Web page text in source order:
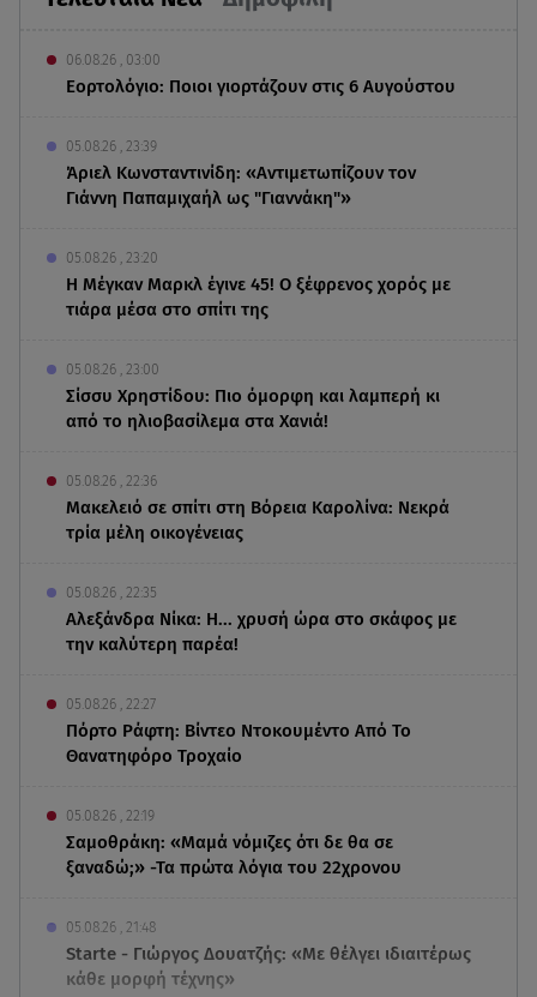
06.08.26 , 03:00
Εορτολόγιο: Ποιοι γιορτάζουν στις 6 Αυγούστου
05.08.26 , 23:39
Άριελ Κωνσταντινίδη: «Αντιμετωπίζουν τον
Γιάννη Παπαμιχαήλ ως "Γιαννάκη"»
05.08.26 , 23:20
Η Μέγκαν Μαρκλ έγινε 45! Ο ξέφρενος χορός με
τιάρα μέσα στο σπίτι της
05.08.26 , 23:00
Σίσσυ Χρηστίδου: Πιο όμορφη και λαμπερή κι
από το ηλιοβασίλεμα στα Χανιά!
05.08.26 , 22:36
Μακελειό σε σπίτι στη Βόρεια Καρολίνα: Νεκρά
τρία μέλη οικογένειας
05.08.26 , 22:35
Αλεξάνδρα Νίκα: Η... χρυσή ώρα στο σκάφος με
την καλύτερη παρέα!
05.08.26 , 22:27
Πόρτο Ράφτη: Bίντεο Ντοκουμέντο Από Το
Θανατηφόρο Τροχαίο
05.08.26 , 22:19
Σαμοθράκη: «Μαμά νόμιζες ότι δε θα σε
ξαναδώ;» -Τα πρώτα λόγια του 22χρονου
05.08.26 , 21:48
Starte - Γιώργος Δουατζής: «Με θέλγει ιδιαιτέρως
κάθε μορφή τέχνης»